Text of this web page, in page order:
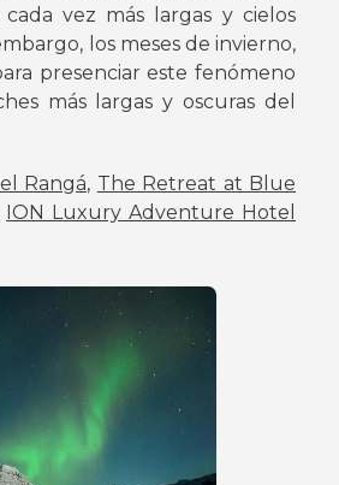
vez más largas y cielos
los meses de invierno,
presenciar este fenómeno
más largas y oscuras del
Rangá, The Retreat at Blue
ION Luxury Adventure Hotel